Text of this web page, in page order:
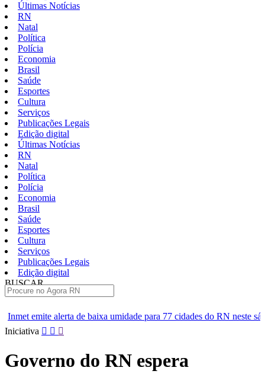
Últimas Notícias
RN
Natal
Política
Polícia
Economia
Brasil
Saúde
Esportes
Cultura
Serviços
Publicações Legais
Edição digital
Últimas Notícias
RN
Natal
Política
Polícia
Economia
Brasil
Saúde
Esportes
Cultura
Serviços
Publicações Legais
Edição digital
BUSCAR
baixa umidade para 77 cidades do RN neste sábado
Polícia
Pular
conteúdo
Iniciativa
Governo do RN espera